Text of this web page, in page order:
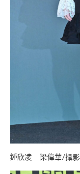
鍾欣凌 梁偉華/攝影